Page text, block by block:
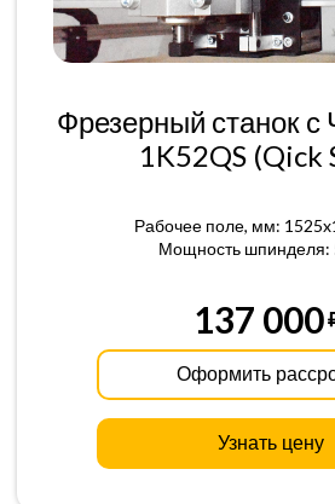
Фрезерный станок
1K52QS (Qick
Рабочее поле, мм:
Мощность шпинделя:
137 000
Оформить
Узнать цену